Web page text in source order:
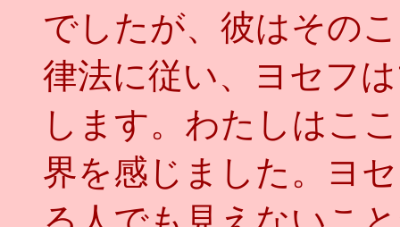
でしたが、彼はその
律法に従い、ヨセフ
します。わたしはこ
界を感じました。ヨ